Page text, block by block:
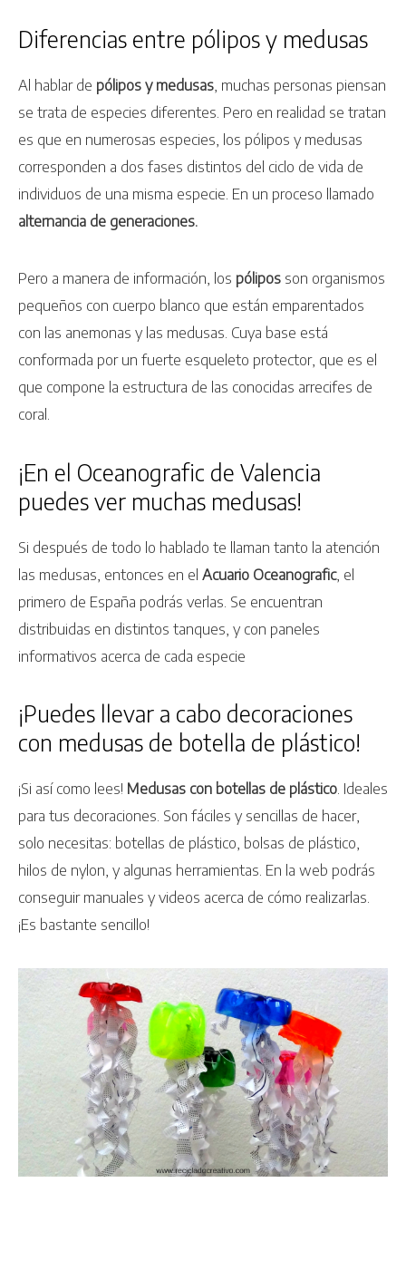
Diferencias entre pólipos y medusas
Al hablar de pólipos y medusas , muchas personas piensan
se trata de especies diferentes. Pero en realidad se tratan
es que en numerosas especies, los pólipos y medusas
corresponden a dos fases distintos del ciclo de vida de
individuos de una misma especie. En un proceso llamado
alternancia de generaciones.
Pero a manera de información, los pólipos son organismos
pequeños con cuerpo blanco que están emparentados
con las anemonas y las medusas. Cuya base está
conformada por un fuerte esqueleto protector, que es el
que compone la estructura de las conocidas arrecifes de
coral.
¡En el Oceanografic de Valencia
puedes ver muchas medusas!
Si después de todo lo hablado te llaman tanto la atención
las medusas, entonces en el Acuario Oceanografic, el
primero de España podrás verlas. Se encuentran
distribuidas en distintos tanques, y con paneles
informativos acerca de cada especie
¡Puedes llevar a cabo decoraciones
con medusas de botella de plástico!
¡Si así como lees! Medusas con botellas de plástico. Ideales
para tus decoraciones. Son fáciles y sencillas de hacer,
solo necesitas: botellas de plástico, bolsas de plástico,
hilos de nylon, y algunas herramientas. En la web podrás
conseguir manuales y videos acerca de cómo realizarlas.
¡Es bastante sencillo!